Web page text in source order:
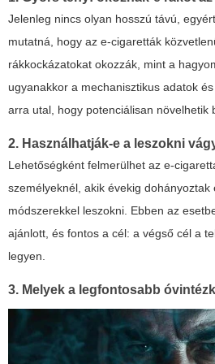
Jelenleg nincs olyan hosszú távú,
mutatná, hogy az e-cigaretták
rákkockázatokat okozzák, mint a
ugyanakkor a mechanisztikus adatok
arra utal, hogy potenciálisan növelhetik
2. Használhatják-e a leszokni
Lehetőségként felmerülhet az e-
személyeknél, akik évekig dohányoztak
módszerekkel leszokni. Ebben az
ajánlott, és fontos a cél: a végső cél a
legyen.
3. Melyek a legfontosabb